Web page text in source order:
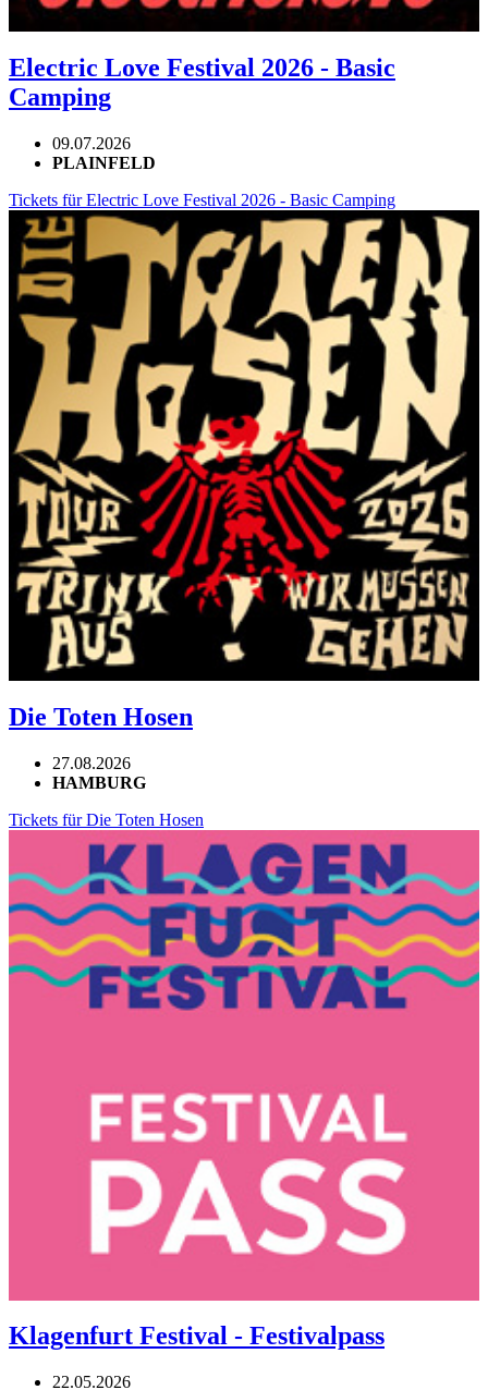
Electric Love Festival 2026 - Basic
Camping
09.07.2026
PLAINFELD
Tickets für Electric Love Festival 2026 - Basic Camping
Die Toten Hosen
27.08.2026
HAMBURG
Tickets für Die Toten Hosen
Klagenfurt Festival - Festivalpass
22.05.2026